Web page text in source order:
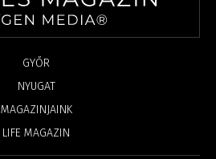
GYŐR
NYUGAT
MAGAZINJAINK
LIFE MAGAZIN